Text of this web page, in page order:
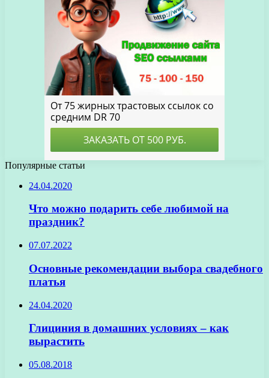
Популярные статьи
24.04.2020
Что можно подарить себе любимой на
праздник?
07.07.2022
Основные рекомендации выбора свадебного
платья
24.04.2020
Глициния в домашних условиях – как
вырастить
05.08.2018